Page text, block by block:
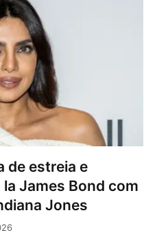
de estreia e
James Bond com
Jones